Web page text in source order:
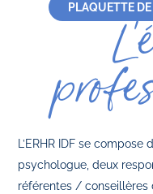
PLAQUETTE
L’ERHR IDF se compose
psychologue, deux
référentes / conseillères